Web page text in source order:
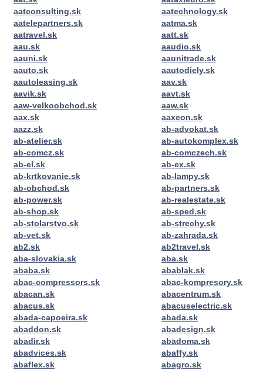
aatconsulting.sk
aatechnology.sk
aatelepartners.sk
aatma.sk
aatravel.sk
aatt.sk
aau.sk
aaudio.sk
aauni.sk
aaunitrade.sk
aauto.sk
aautodiely.sk
aautoleasing.sk
aav.sk
aavik.sk
aavt.sk
aaw-velkoobchod.sk
aaw.sk
aax.sk
aaxeon.sk
aazz.sk
ab-advokat.sk
ab-atelier.sk
ab-autokomplex.sk
ab-comcz.sk
ab-comczech.sk
ab-el.sk
ab-ex.sk
ab-krtkovanie.sk
ab-lampy.sk
ab-obchod.sk
ab-partners.sk
ab-power.sk
ab-realestate.sk
ab-shop.sk
ab-sped.sk
ab-stolarstvo.sk
ab-strechy.sk
ab-vet.sk
ab-zahrada.sk
ab2.sk
ab2travel.sk
aba-slovakia.sk
aba.sk
ababa.sk
abablak.sk
abac-compressors.sk
abac-kompresory.sk
abacan.sk
abacentrum.sk
abacus.sk
abacuselectric.sk
abada-capoeira.sk
abada.sk
abaddon.sk
abadesign.sk
abadir.sk
abadoma.sk
abadvices.sk
abaffy.sk
abaflex.sk
abagro.sk